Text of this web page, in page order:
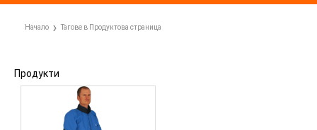
Начало Тагове в Продуктова страница
Продукти